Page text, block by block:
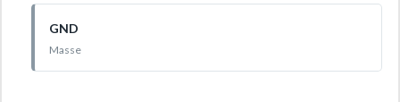
GND
Masse